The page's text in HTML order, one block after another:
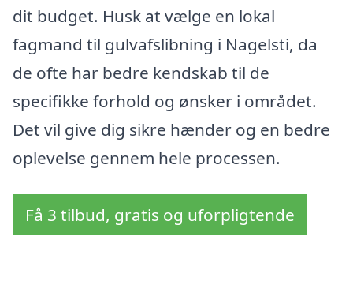
dit budget. Husk at vælge en lokal
fagmand til gulvafslibning i Nagelsti, da
de ofte har bedre kendskab til de
specifikke forhold og ønsker i området.
Det vil give dig sikre hænder og en bedre
oplevelse gennem hele processen.
Få 3 tilbud, gratis og uforpligtende